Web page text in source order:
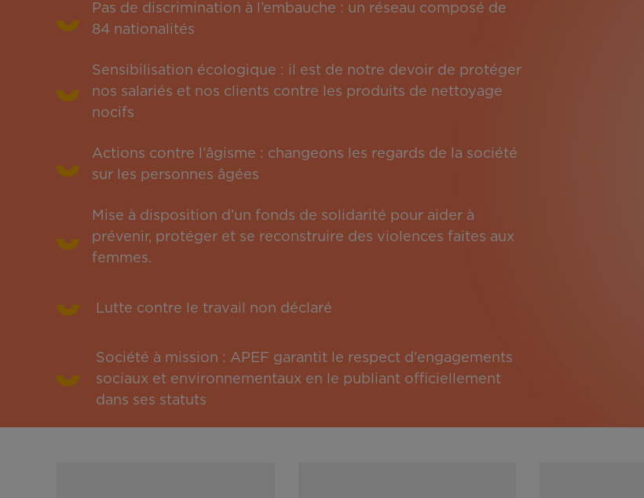
Pas de discrimination à l’embauche : un réseau composé de
84 nationalités
Sensibilisation écologique : il est de notre devoir de protéger
nos salariés et nos clients contre les produits de nettoyage
nocifs
Actions contre l’âgisme : changeons les regards de la société
sur les personnes âgées
Mise à disposition d’un fonds de solidarité pour aider à
prévenir, protéger et se reconstruire des violences faites aux
femmes.
Lutte contre le travail non déclaré
Société à mission : APEF garantit le respect d'engagements
sociaux et environnementaux en le publiant officiellement
dans ses statuts